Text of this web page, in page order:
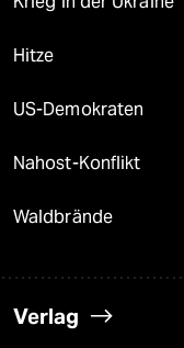
Hitze
US-Demokraten
Nahost-Konflikt
Waldbrände
Verlag